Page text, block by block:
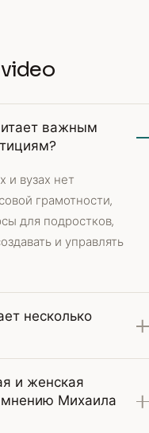
важным
и вузах нет
грамотности,
для подростков,
и управлять
несколько
и женская
мнению Михаила